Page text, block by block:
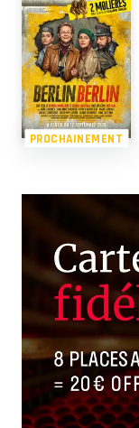
PROCHAINEMENT